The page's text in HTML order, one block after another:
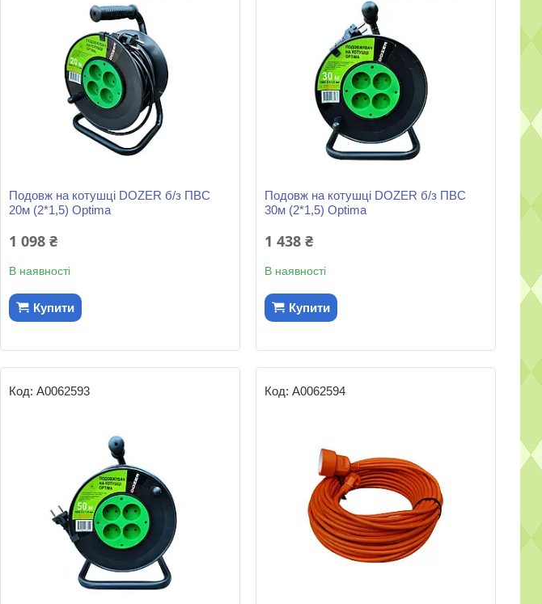
Подовж на котушці DOZER б/з ПВС
20м (2*1,5) Optima
1 098 ₴
В наявності
Купити
Подовж на котушці DOZER б/з ПВС
30м (2*1,5) Optima
1 438 ₴
В наявності
Купити
А0062593 А0062594